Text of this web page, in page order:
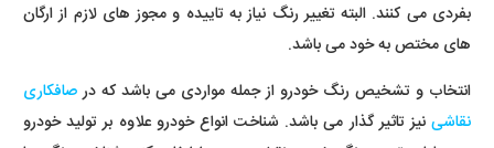
بفردی می کنند. البته تغییر رنگ نیاز به تاییده و مجوز های لازم از ارگان
های مختص به خود می باشد.
انتخاب و تشخیص رنگ خودرو از جمله مواردی می باشد که درصافکاری
نقاشی نیز تاثیر گذار می باشد. شناخت انواع خودرو علاوه بر تولید خودرو